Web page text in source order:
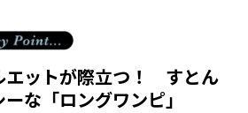
エットが際立つ！ すとん
な「ロングワンピ」